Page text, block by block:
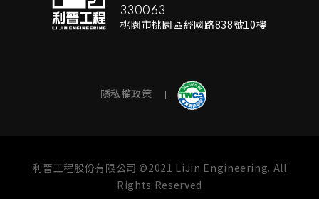
330063
桃園市桃園區經國路838號10樓
隱私權政策
利晉工程股份有限公司 ©2021 LiJin Engineering. All
Rights Reserved